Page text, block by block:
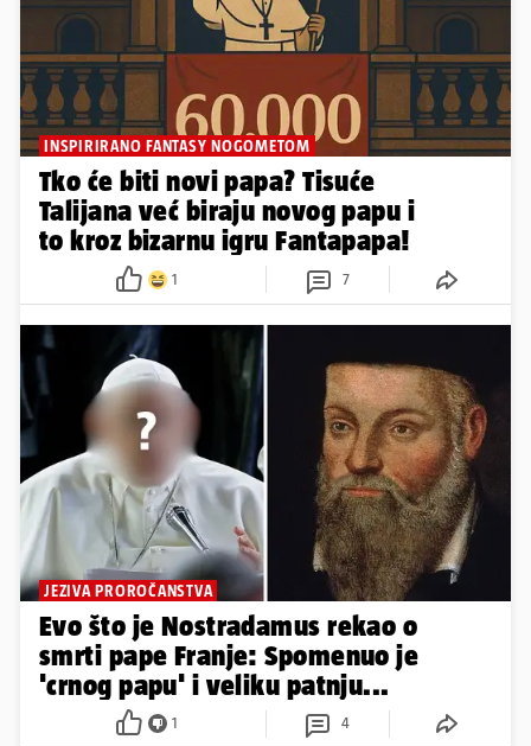
INSPIRIRANO FANTASY NOGOMETOM
Tko će biti novi papa? Tisuće
Talijana već biraju novog papu i
to kroz bizarnu igru Fantapapa!
1 7
JEZIVA PROROČANSTVA
Evo što je Nostradamus rekao o
smrti pape Franje: Spomenuo je
'crnog papu' i veliku patnju...
1 4